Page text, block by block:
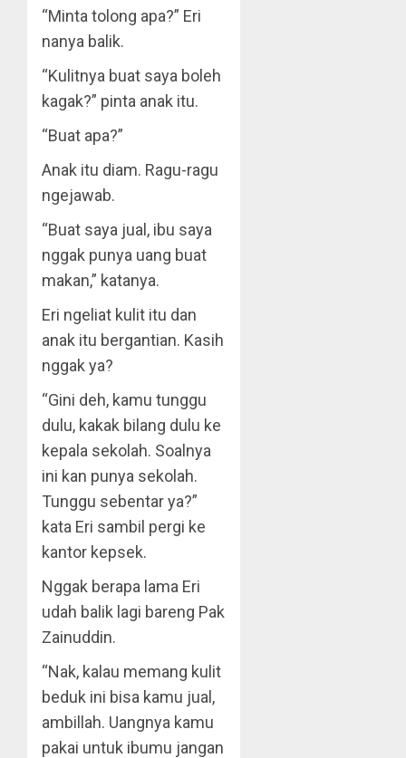
“Minta tolong apa?” Eri
nanya balik.
“Kulitnya buat saya boleh
kagak?” pinta anak itu.
“Buat apa?”
Anak itu diam. Ragu-ragu
ngejawab.
“Buat saya jual, ibu saya
nggak punya uang buat
makan,” katanya.
Eri ngeliat kulit itu dan
anak itu bergantian. Kasih
nggak ya?
“Gini deh, kamu tunggu
dulu, kakak bilang dulu ke
kepala sekolah. Soalnya
ini kan punya sekolah.
Tunggu sebentar ya?”
kata Eri sambil pergi ke
kantor kepsek.
Nggak berapa lama Eri
udah balik lagi bareng Pak
Zainuddin.
“Nak, kalau memang kulit
beduk ini bisa kamu jual,
ambillah. Uangnya kamu
pakai untuk ibumu jangan